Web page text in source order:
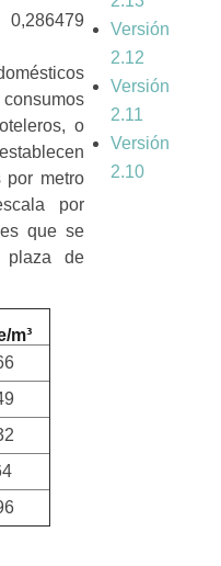
o
por metro
por
que se
plaza de
m³
Versión
2.12
Versión
2.11
Versión
2.10